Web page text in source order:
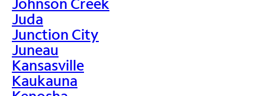
Juda
Junction City
Juneau
Kansasville
Kaukauna